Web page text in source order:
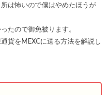
は怖いので僕はやめたほうが
たので御免被ります。
貨をMEXCに送る方法を解説し